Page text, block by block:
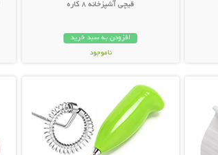
قیچی آشپزخانه 8 کاره
افزودن به سبد خرید
ناموجود